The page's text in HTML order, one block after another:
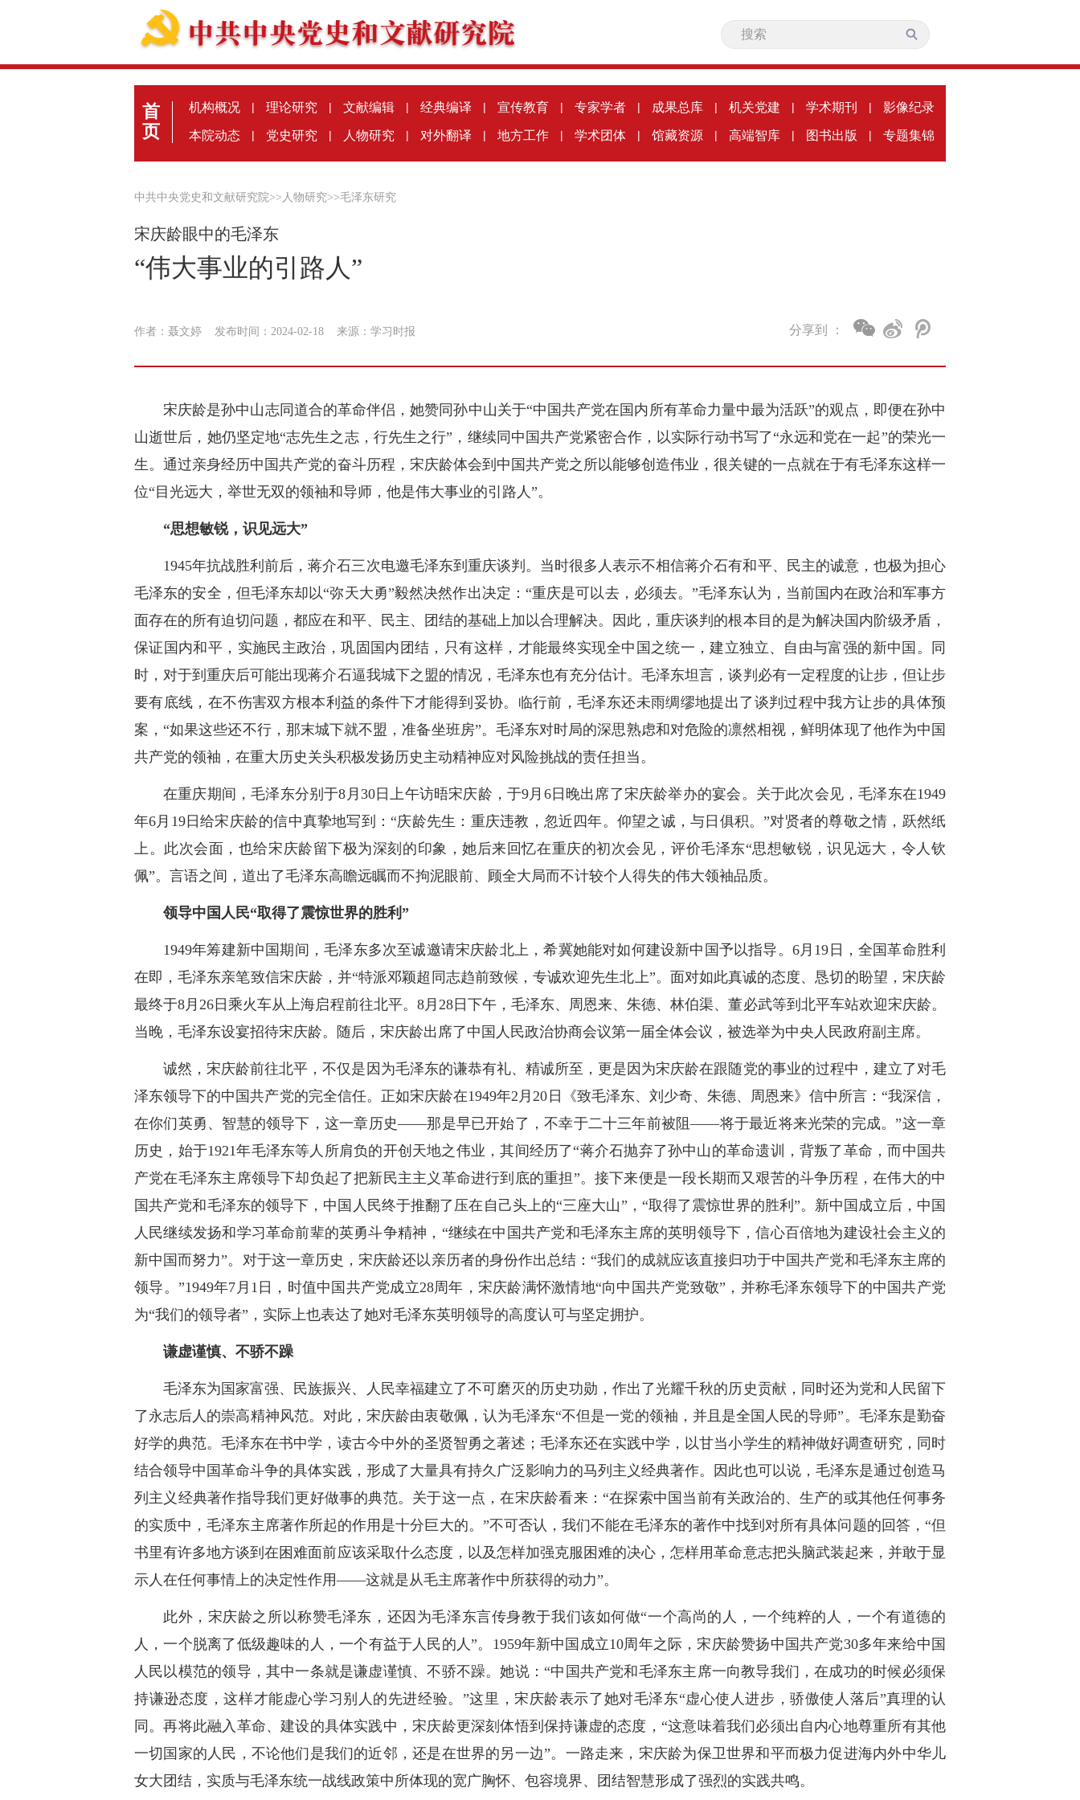
首
页
机构概况 | 理论研究 | 文献编辑 | 经典编译 | 宣传教育 | 专家学者 | 成果总库 | 机关党建 | 学术期刊 | 影像纪录
本院动态 | 党史研究 | 人物研究 | 对外翻译 | 地方工作 | 学术团体 | 馆藏资源 | 高端智库 | 图书出版 | 专题集锦
中共中央党史和文献研究院>> 人物研究>>毛泽东研究
宋庆龄眼中的毛泽东
“伟大事业的引路人”
作者：聂文婷 发布时间：2024-02-18 来源： 学习时报 分享到 ：
宋庆龄是孙中山志同道合的革命伴侣，她赞同孙中山关于“中国共产党在国内所有革命力量中最为活跃”的观点，即便在孙中
山逝世后，她仍坚定地“志先生之志，行先生之行”，继续同中国共产党紧密合作，以实际行动书写了“永远和党在一起”的荣光一
生。通过亲身经历中国共产党的奋斗历程，宋庆龄体会到中国共产党之所以能够创造伟业，很关键的一点就在于有毛泽东这样一
位“目光远大，举世无双的领袖和导师，他是伟大事业的引路人”。
“思想敏锐，识见远大”
1945年抗战胜利前后，蒋介石三次电邀毛泽东到重庆谈判。当时很多人表示不相信蒋介石有和平、民主的诚意，也极为担心
毛泽东的安全，但毛泽东却以“弥天大勇”毅然决然作出决定：“重庆是可以去，必须去。”毛泽东认为，当前国内在政治和军事方
面存在的所有迫切问题，都应在和平、民主、团结的基础上加以合理解决。因此，重庆谈判的根本目的是为解决国内阶级矛盾，
保证国内和平，实施民主政治，巩固国内团结，只有这样，才能最终实现全中国之统一，建立独立、自由与富强的新中国。同
时，对于到重庆后可能出现蒋介石逼我城下之盟的情况，毛泽东也有充分估计。毛泽东坦言，谈判必有一定程度的让步，但让步
要有底线，在不伤害双方根本利益的条件下才能得到妥协。临行前，毛泽东还未雨绸缪地提出了谈判过程中我方让步的具体预
案，“如果这些还不行，那末城下就不盟，准备坐班房”。毛泽东对时局的深思熟虑和对危险的凛然相视，鲜明体现了他作为中国
共产党的领袖，在重大历史关头积极发扬历史主动精神应对风险挑战的责任担当。
在重庆期间，毛泽东分别于8月30日上午访晤宋庆龄，于9月6日晚出席了宋庆龄举办的宴会。关于此次会见，毛泽东在1949
年6月19日给宋庆龄的信中真挚地写到：“庆龄先生：重庆违教，忽近四年。仰望之诚，与日俱积。”对贤者的尊敬之情，跃然纸
上。此次会面，也给宋庆龄留下极为深刻的印象，她后来回忆在重庆的初次会见，评价毛泽东“思想敏锐，识见远大，令人钦
佩”。言语之间，道出了毛泽东高瞻远瞩而不拘泥眼前、顾全大局而不计较个人得失的伟大领袖品质。
领导中国人民“取得了震惊世界的胜利”
1949年筹建新中国期间，毛泽东多次至诚邀请宋庆龄北上，希冀她能对如何建设新中国予以指导。6月19日，全国革命胜利
在即，毛泽东亲笔致信宋庆龄，并“特派邓颖超同志趋前致候，专诚欢迎先生北上”。面对如此真诚的态度、恳切的盼望，宋庆龄
最终于8月26日乘火车从上海启程前往北平。8月28日下午，毛泽东、周恩来、朱德、林伯渠、董必武等到北平车站欢迎宋庆龄。
当晚，毛泽东设宴招待宋庆龄。随后，宋庆龄出席了中国人民政治协商会议第一届全体会议，被选举为中央人民政府副主席。
诚然，宋庆龄前往北平，不仅是因为毛泽东的谦恭有礼、精诚所至，更是因为宋庆龄在跟随党的事业的过程中，建立了对毛
泽东领导下的中国共产党的完全信任。正如宋庆龄在1949年2月20日《致毛泽东、刘少奇、朱德、周恩来》信中所言：“我深信，
在你们英勇、智慧的领导下，这一章历史——那是早已开始了，不幸于二十三年前被阻——将于最近将来光荣的完成。”这一章
历史，始于1921年毛泽东等人所肩负的开创天地之伟业，其间经历了“蒋介石抛弃了孙中山的革命遗训，背叛了革命，而中国共
产党在毛泽东主席领导下却负起了把新民主主义革命进行到底的重担”。接下来便是一段长期而又艰苦的斗争历程，在伟大的中
国共产党和毛泽东的领导下，中国人民终于推翻了压在自己头上的“三座大山”，“取得了震惊世界的胜利”。新中国成立后，中国
人民继续发扬和学习革命前辈的英勇斗争精神，“继续在中国共产党和毛泽东主席的英明领导下，信心百倍地为建设社会主义的
新中国而努力”。对于这一章历史，宋庆龄还以亲历者的身份作出总结：“我们的成就应该直接归功于中国共产党和毛泽东主席的
领导。”1949年7月1日，时值中国共产党成立28周年，宋庆龄满怀激情地“向中国共产党致敬”，并称毛泽东领导下的中国共产党
为“我们的领导者”，实际上也表达了她对毛泽东英明领导的高度认可与坚定拥护。
谦虚谨慎、不骄不躁
毛泽东为国家富强、民族振兴、人民幸福建立了不可磨灭的历史功勋，作出了光耀千秋的历史贡献，同时还为党和人民留下
了永志后人的崇高精神风范。对此，宋庆龄由衷敬佩，认为毛泽东“不但是一党的领袖，并且是全国人民的导师”。毛泽东是勤奋
好学的典范。毛泽东在书中学，读古今中外的圣贤智勇之著述；毛泽东还在实践中学，以甘当小学生的精神做好调查研究，同时
结合领导中国革命斗争的具体实践，形成了大量具有持久广泛影响力的马列主义经典著作。因此也可以说，毛泽东是通过创造马
列主义经典著作指导我们更好做事的典范。关于这一点，在宋庆龄看来：“在探索中国当前有关政治的、生产的或其他任何事务
的实质中，毛泽东主席著作所起的作用是十分巨大的。”不可否认，我们不能在毛泽东的著作中找到对所有具体问题的回答，“但
书里有许多地方谈到在困难面前应该采取什么态度，以及怎样加强克服困难的决心，怎样用革命意志把头脑武装起来，并敢于显
示人在任何事情上的决定性作用——这就是从毛主席著作中所获得的动力”。
此外，宋庆龄之所以称赞毛泽东，还因为毛泽东言传身教于我们该如何做“一个高尚的人，一个纯粹的人，一个有道德的
人，一个脱离了低级趣味的人，一个有益于人民的人”。1959年新中国成立10周年之际，宋庆龄赞扬中国共产党30多年来给中国
人民以模范的领导，其中一条就是谦虚谨慎、不骄不躁。她说：“中国共产党和毛泽东主席一向教导我们，在成功的时候必须保
持谦逊态度，这样才能虚心学习别人的先进经验。”这里，宋庆龄表示了她对毛泽东“虚心使人进步，骄傲使人落后”真理的认
同。再将此融入革命、建设的具体实践中，宋庆龄更深刻体悟到保持谦虚的态度，“这意味着我们必须出自内心地尊重所有其他
一切国家的人民，不论他们是我们的近邻，还是在世界的另一边”。一路走来，宋庆龄为保卫世界和平而极力促进海内外中华儿
女大团结，实质与毛泽东统一战线政策中所体现的宽广胸怀、包容境界、团结智慧形成了强烈的实践共鸣。